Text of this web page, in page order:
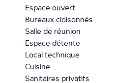
Espace ouvert
Bureaux cloisonnés
Salle de réunion
Espace détente
Local technique
Cuisine
Sanitaires privatifs